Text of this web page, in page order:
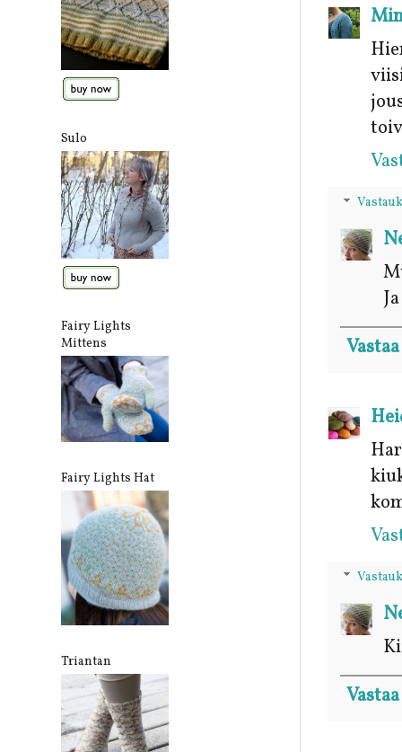
Vastaa
Vastaa
Sulo
Fairy Lights
Mittens
Fairy Lights Hat
Triantan